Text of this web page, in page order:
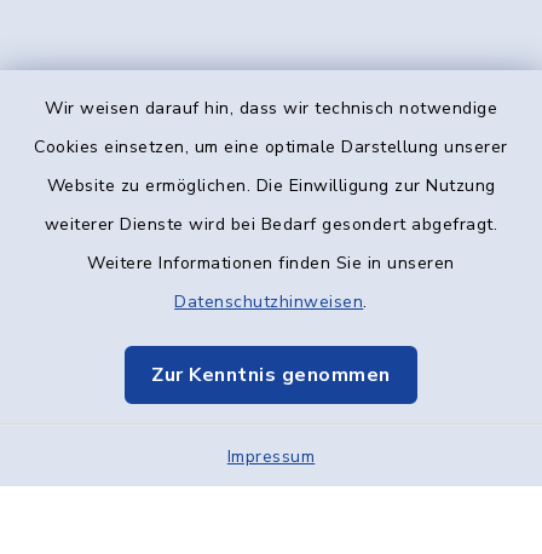
Wir weisen darauf hin, dass wir technisch notwendige
Cookies einsetzen, um eine optimale Darstellung unserer
Website zu ermöglichen. Die Einwilligung zur Nutzung
weiterer Dienste wird bei Bedarf gesondert abgefragt.
Weitere Informationen finden Sie in unseren
Datenschutzhinweisen.
Zur Kenntnis genommen
Impressum
Kontakt
Datenschutz
Elektronische Kommunikation
Sitemap